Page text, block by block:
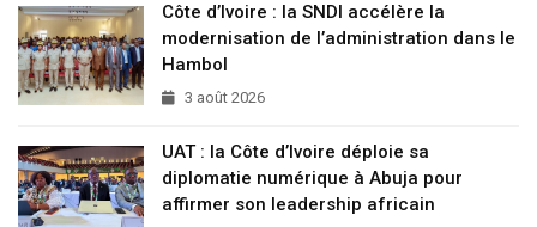
Côte d’Ivoire : la SNDI accélère la
modernisation de l’administration dans le
Hambol
3 août 2026
UAT : la Côte d’Ivoire déploie sa
diplomatie numérique à Abuja pour
affirmer son leadership africain